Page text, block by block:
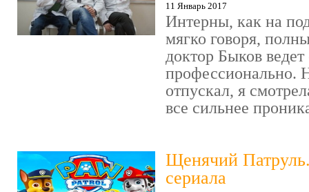
11 Январь 2017
Интерны, как на
мягко говоря,
доктор Быков ведет
профессионально.
отпускал, я
все сильнее
Щенячий
сериала